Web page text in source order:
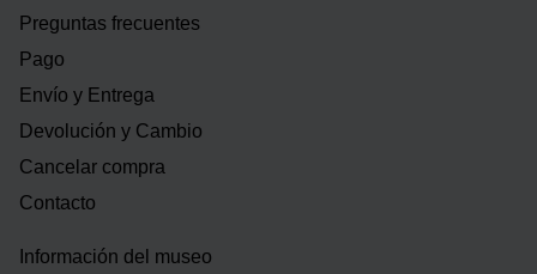
Preguntas frecuentes
Pago
Envío y Entrega
Devolución y Cambio
Cancelar compra
Contacto
Información del museo